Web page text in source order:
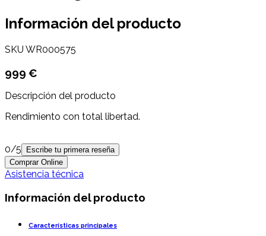
Información del producto
SKU WR000575
999 €
Descripción del producto
Rendimiento con total libertad.
0/5
Escribe tu primera reseña
Comprar Online
Asistencia técnica
Información del producto
Características principales